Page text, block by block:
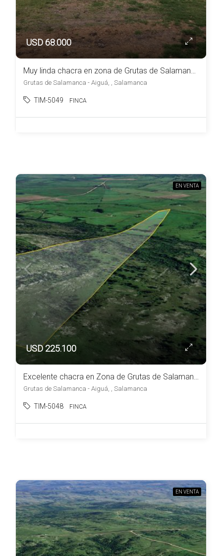
USD 68.000
Muy linda chacra en zona de Grutas de Salamanca – Aiguá
Grutas de Salamanca - Aiguá, , Salamanca
TIM-5049 FINCA
EN VENTA
USD 225.100
Excelente chacra en Zona de Grutas de Salamanca – Aiguá
Grutas de Salamanca - Aiguá, , Salamanca
TIM-5048 FINCA
EN VENTA